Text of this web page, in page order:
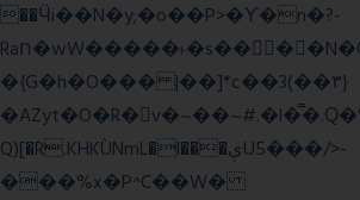
��Ӵi��N�y;�o��P>�ϒ�n�?­
Raח�wW�����˫�s����N�O����6�Y�
�{G�h�O��� |��]*c��3(��٣}
Q)[�R.KHKÙNmL�l���ېU5���/>-
���%x�P^C��W�